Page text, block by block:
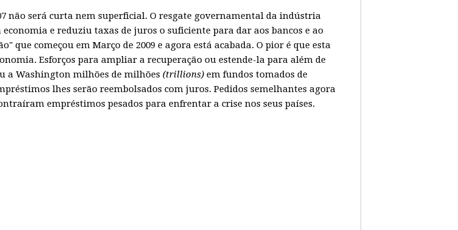
não será curta nem superficial. O resgate governamental da indústria
e reduziu taxas de juros o suficiente para dar aos bancos e ao
que começou em Março de 2009 e agora está acabada. O pior é que esta
Esforços para ampliar a recuperação ou estende-la para além de
a Washington milhões de milhões (trillions) em fundos tomados de
lhes serão reembolsados com juros. Pedidos semelhantes agora
empréstimos pesados para enfrentar a crise nos seus países.